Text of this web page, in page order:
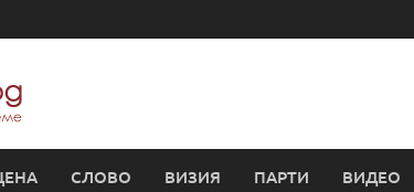
СЛОВО ВИЗИЯ ПАРТИ ВИДЕО